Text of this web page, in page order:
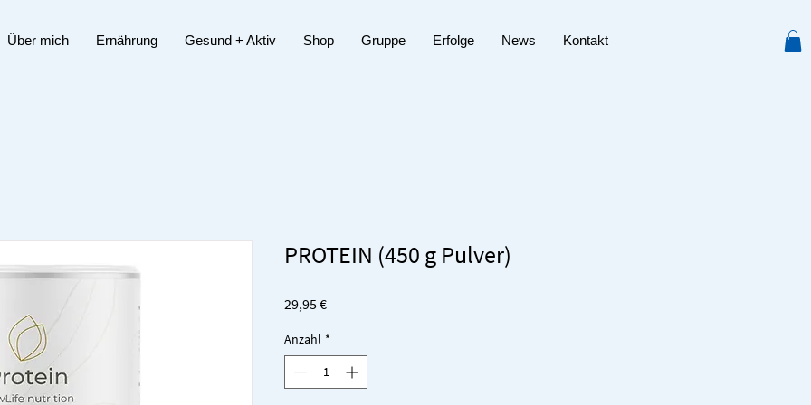
Über mich Ernährung Gesund + Aktiv Shop Gruppe Erfolge News Kontakt
PROTEIN (450 g Pulver)
29,95 €Preis
Anzahl *